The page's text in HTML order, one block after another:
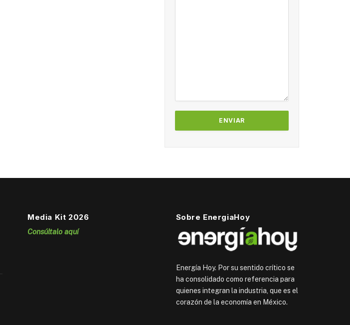
Media Kit 2026
Consúltalo aquí
Sobre EnergiaHoy
Energía Hoy. Por su sentido crítico se
ha consolidado como referencia para
quienes integran la industria, que es el
corazón de la economía en México.